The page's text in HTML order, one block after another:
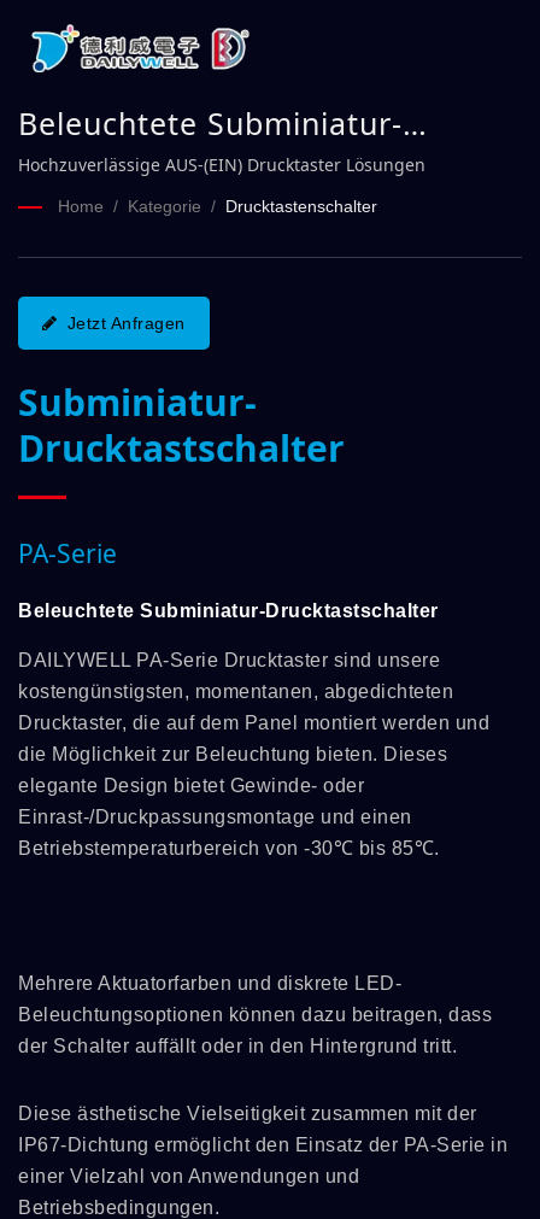
Beleuchtete Subminiatur-
Drucktastschalter PA-Serie |
DAILYWELL
Hochzuverlässige AUS-(EIN) Drucktaster Lösungen
Home / Kategorie / Drucktastenschalter
Jetzt Anfragen
Subminiatur-
Drucktastschalter
PA-Serie
Beleuchtete Subminiatur-Drucktastschalter
DAILYWELL PA-Serie Drucktaster sind unsere
kostengünstigsten, momentanen, abgedichteten
Drucktaster, die auf dem Panel montiert werden und
die Möglichkeit zur Beleuchtung bieten. Dieses
elegante Design bietet Gewinde- oder
Einrast-/Druckpassungsmontage und einen
Betriebstemperaturbereich von -30℃ bis 85℃.
Mehrere Aktuatorfarben und diskrete LED-
Beleuchtungsoptionen können dazu beitragen, dass
der Schalter auffällt oder in den Hintergrund tritt.
Diese ästhetische Vielseitigkeit zusammen mit der
IP67-Dichtung ermöglicht den Einsatz der PA-Serie in
einer Vielzahl von Anwendungen und
Betriebsbedingungen.